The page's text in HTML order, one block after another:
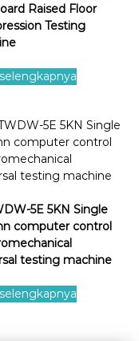
Raised Floor
Testing
5E 5KN Single
computer control
testing machine